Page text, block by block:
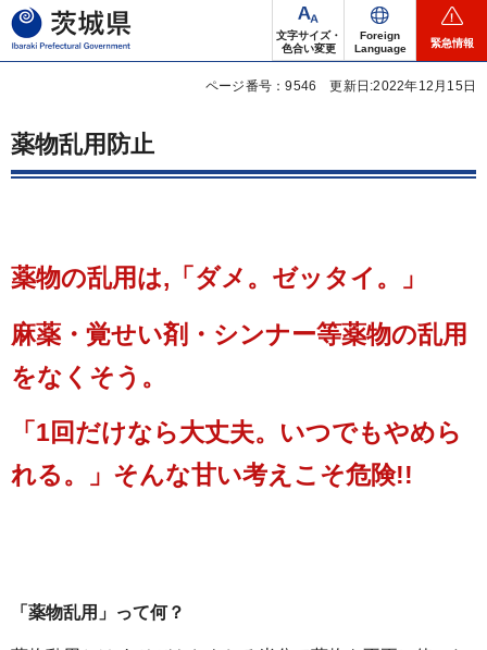
茨城県
文字サイズ・
色合い変更
Foreign
Language
緊急情報
ページ番号：9546 更新日:2022年12月15日
薬物乱用防止
薬物の乱用は,「ダメ。ゼッタイ。」
麻薬・覚せい剤・シンナー等薬物の乱用
をなくそう。
「1回だけなら大丈夫。いつでもやめら
れる。」そんな甘い考えこそ危険!!
「薬物乱用」って何？